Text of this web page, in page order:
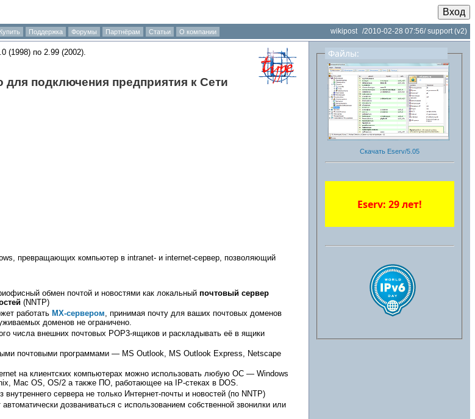
Вход
wikipost /2010-02-28 07:56/support (v2)
Купить Поддержка Форумы Партнёрам Статьи О компании
(1998) по 2.99 (2002).
подключения предприятия к Сети
превращающих компьютер в intranet- и internet-сервер, позволяющий
обмен почтой и новостями как локальный почтовый сервер
(NNTP)
работать MX-сервером , принимая почту для ваших почтовых доменов
доменов не ограничено.
числа внешних почтовых POP3-ящиков и раскладывать её в ящики
почтовыми программами — MS Outlook, MS Outlook Express, Netscape
на клиентских компьютерах можно использовать любую ОС — Windows
Mac OS, OS/2 а также ПО, работающее на IP-стеках в DOS.
внутреннего сервера не только Интернет-почты и новостей (по NNTP)
дозваниваться с использованием собственной звонилки или
Файлы:
Скачать Eserv/5.05
Eserv: 29 лет!